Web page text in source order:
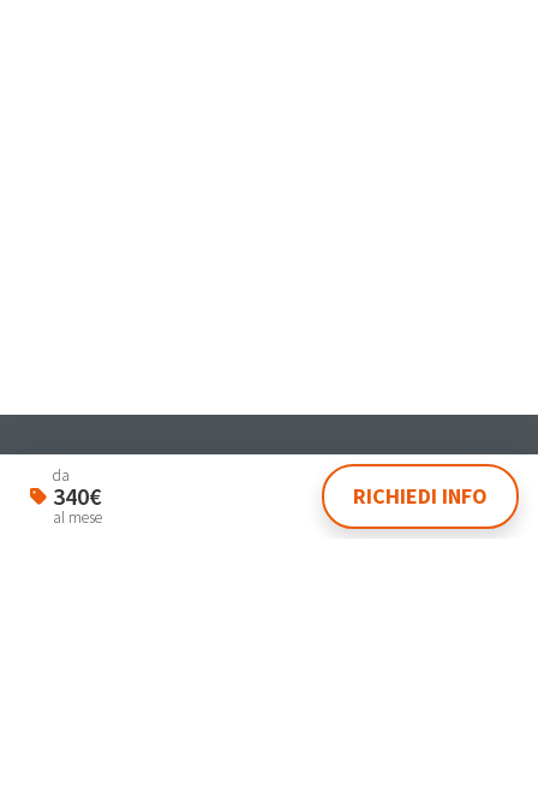
da
340€
al mese
RICHIEDI INFO
Via Dante 4 Venezia 30174
lasegreteria@laplanning.it